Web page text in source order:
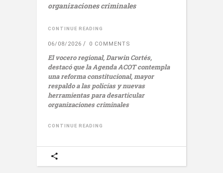
organizaciones criminales
CONTINUE READING
06/08/2026 0 COMMENTS
El vocero regional, Darwin Cortés,
destacó que la Agenda ACOT contempla
una reforma constitucional, mayor
respaldo a las policías y nuevas
herramientas para desarticular
organizaciones criminales
CONTINUE READING